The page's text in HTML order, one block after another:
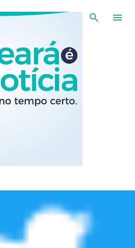
o conteúdo principal